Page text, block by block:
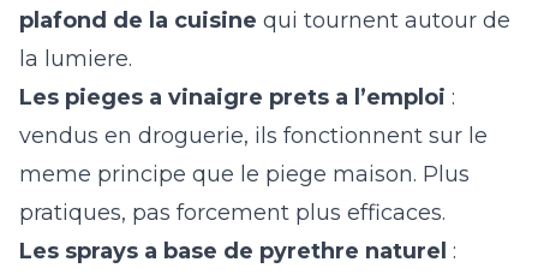
plafond de la cuisine qui tournent autour de
la lumiere.
Les pieges a vinaigre prets a l’emploi :
vendus en droguerie, ils fonctionnent sur le
meme principe que le piege maison. Plus
pratiques, pas forcement plus efficaces.
Les sprays a base de pyrethre naturel :